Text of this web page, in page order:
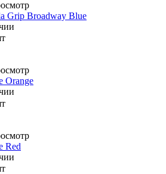
Grip Broadway Blue
Orange
Red